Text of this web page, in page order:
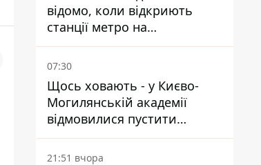
відомо, коли відкриють
станції метро на
Виноградарі
07:30
Щось ховають - у Києво-
Могилянській академії
відмовилися пустити
комісію з охорони пам'яток
на територію
21:51 вчора